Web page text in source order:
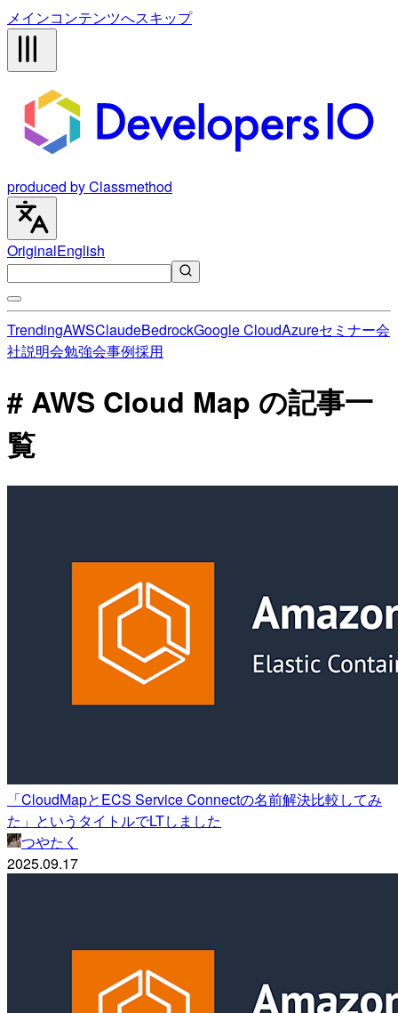
メインコンテンツへスキップ
produced by Classmethod
OriginalEnglish
TrendingAWSClaudeBedrockGoogle CloudAzureセミナー会
社説明会勉強会事例採用
# AWS Cloud Map の記事一
覧
「CloudMapとECS Service Connectの名前解決比較してみ
た」というタイトルでLTしました
つやたく
2025.09.17